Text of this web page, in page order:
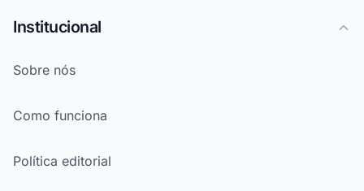
Institucional
Sobre nós
Como funciona
Política editorial